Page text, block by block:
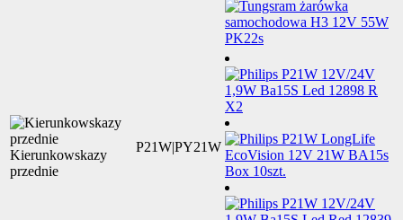
Kierunkowskazy
przednie
P21W|PY21W